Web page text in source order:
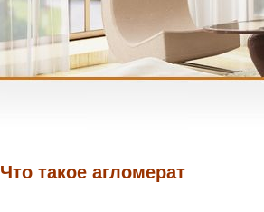
Что такое агломерат